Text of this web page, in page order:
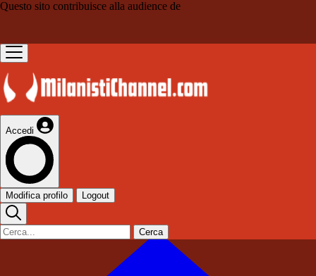
Questo sito contribuisce alla audience de
Accedi
Modifica profilo Logout
Cerca